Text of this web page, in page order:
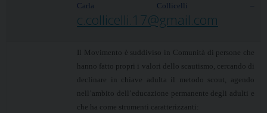
C arla Collicelli –
c.collicelli.17@gmail.com
Il Movimento è suddiviso in Comunità di persone che
hanno fatto propri i valori dello scautismo, cercando di
declinare in chiave adulta il metodo scout, agendo
nell’ambito dell’educazione permanente degli adulti e
che ha come strumenti caratterizzanti: